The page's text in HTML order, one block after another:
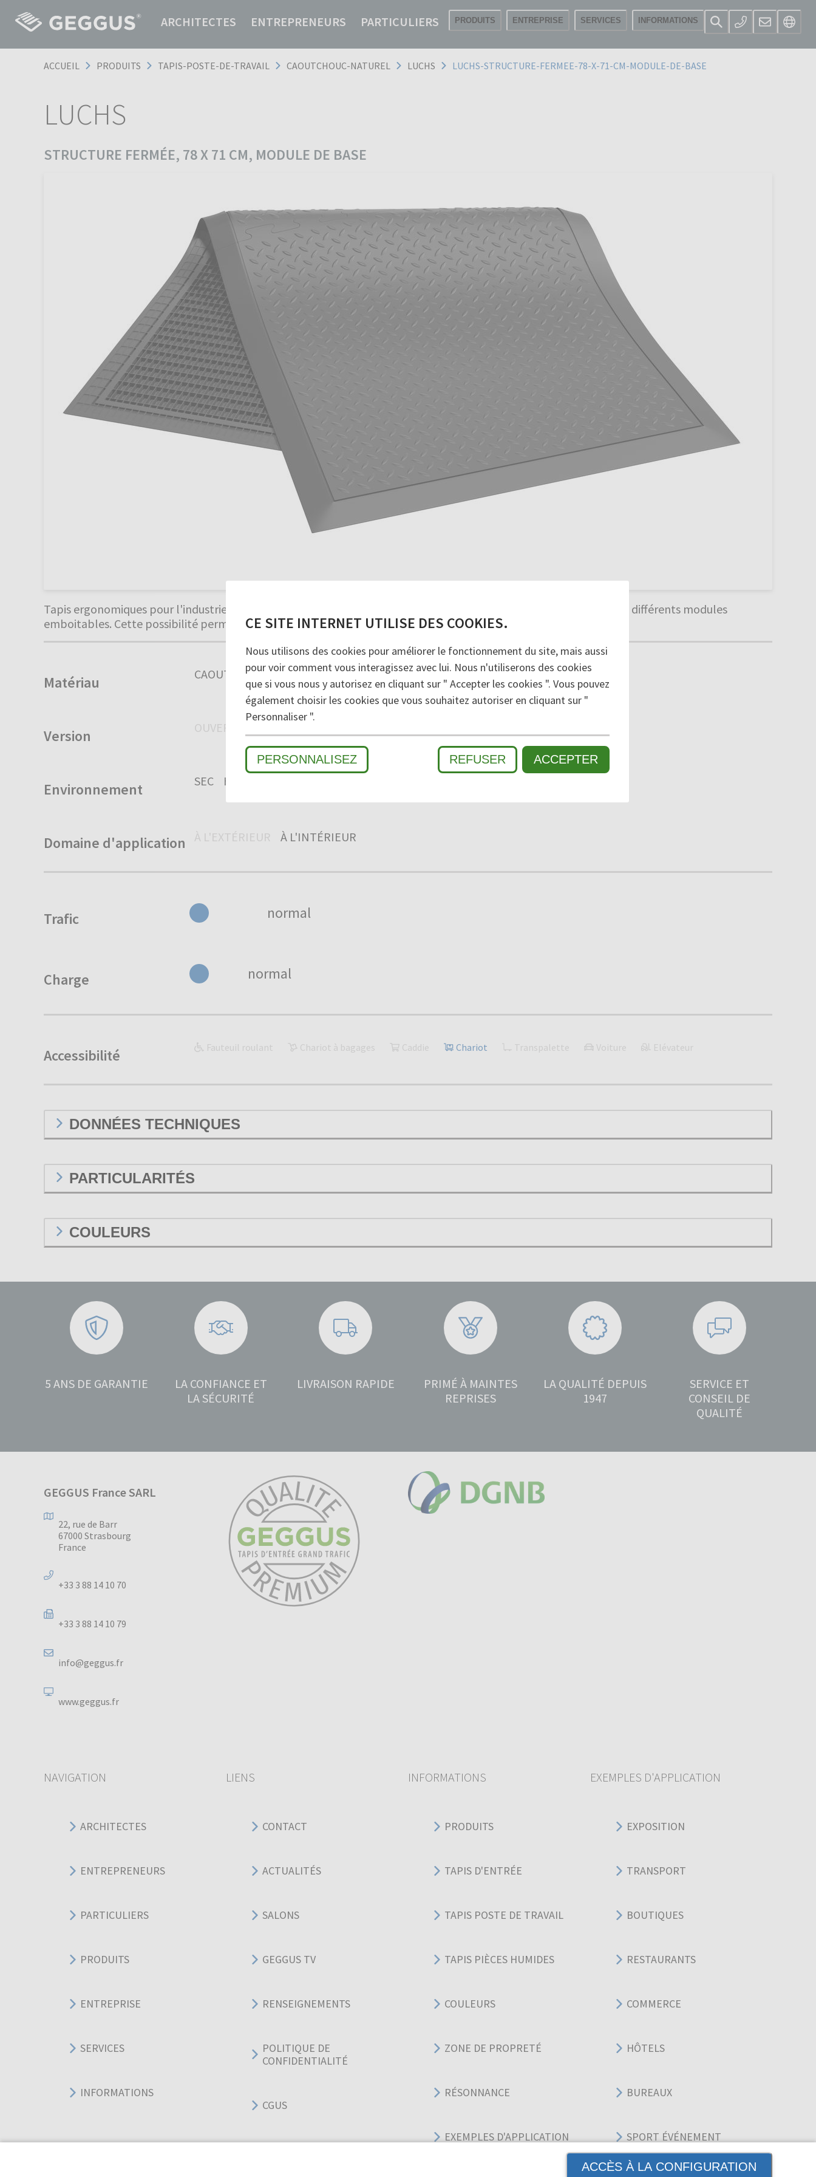
CE SITE INTERNET UTILISE DES COOKIES.
Nous utilisons des cookies pour améliorer le fonctionnement du site, mais aussi
pour voir comment vous interagissez avec lui. Nous n'utiliserons des cookies
que si vous nous y autorisez en cliquant sur " Accepter les cookies ". Vous pouvez
également choisir les cookies que vous souhaitez autoriser en cliquant sur "
Personnaliser ".
PERSONNALISEZ REFUSER ACCEPTER
ARCHITECTES ENTREPRENEURS PARTICULIERS PRODUITS ENTREPRISE SERVICES INFORMATIONS
ACCUEIL PRODUITS TAPIS-POSTE-DE-TRAVAIL CAOUTCHOUC-NATUREL LUCHS LUCHS-STRUCTURE-FERMEE-78-X-71-CM-MODULE-DE-BASE
LUCHS
STRUCTURE FERMÉE, 78 X 71 CM, MODULE DE BASE
Tapis ergonomiques pour l'industrie (unité de montage par ex.). Système modulaire: extensions possibles grâce aux différents modules
emboitables. Cette possibilité permet d'équiper des lignes complètes de production.
Matériau CAOUTCHOUC
Version OUVERT
Environnement SEC HUMIDE
Domaine d'application À L'EXTÉRIEUR À L'INTÉRIEUR
Trafic normal
Charge normal
Accessibilité Fauteuil roulant Chariot à bagages Caddie Chariot Transpalette Voiture Elévateur
DONNÉES TECHNIQUES
PARTICULARITÉS
COULEURS
ACCÈS À LA CONFIGURATION
5 ANS DE GARANTIE
LA CONFIANCE ET
LA SÉCURITÉ
LIVRAISON RAPIDE
PRIMÉ À MAINTES
REPRISES
LA QUALITÉ DEPUIS
1947
SERVICE ET
CONSEIL DE
QUALITÉ
GEGGUS France SARL
22, rue de Barr
67000 Strasbourg
France
+33 3 88 14 10 70
+33 3 88 14 10 79
info@geggus.fr
www.geggus.fr
NAVIGATION
ARCHITECTES
ENTREPRENEURS
PARTICULIERS
PRODUITS
ENTREPRISE
SERVICES
INFORMATIONS
LIENS
CONTACT
ACTUALITÉS
SALONS
GEGGUS TV
RENSEIGNEMENTS
POLITIQUE DE
CONFIDENTIALITÉ
CGUS
INFORMATIONS
PRODUITS
TAPIS D'ENTRÉE
TAPIS POSTE DE TRAVAIL
TAPIS PIÈCES HUMIDES
COULEURS
ZONE DE PROPRETÉ
RÉSONNANCE
EXEMPLES D'APPLICATION
EXEMPLES D'APPLICATION
EXPOSITION
TRANSPORT
BOUTIQUES
RESTAURANTS
COMMERCE
HÔTELS
BUREAUX
SPORT ÉVÉNEMENT